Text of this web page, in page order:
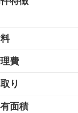
費
り
面積